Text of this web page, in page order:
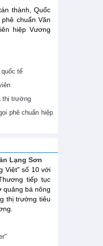
thành, Quốc
chuẩn Văn
hiệp Vương
tế
thị trường
phê chuẩn hiệp
Lạng Sơn
Việt" số 10 với
tiếp tục
quảng bá nông
thị trường tiêu